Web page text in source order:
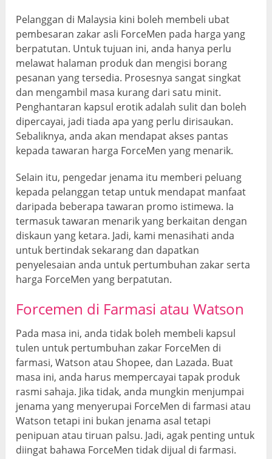
Pelanggan di Malaysia kini boleh membeli ubat
pembesaran zakar asli ForceMen pada harga yang
berpatutan. Untuk tujuan ini, anda hanya perlu
melawat halaman produk dan mengisi borang
pesanan yang tersedia. Prosesnya sangat singkat
dan mengambil masa kurang dari satu minit.
Penghantaran kapsul erotik adalah sulit dan boleh
dipercayai, jadi tiada apa yang perlu dirisaukan.
Sebaliknya, anda akan mendapat akses pantas
kepada tawaran harga ForceMen yang menarik.
Selain itu, pengedar jenama itu memberi peluang
kepada pelanggan tetap untuk mendapat manfaat
daripada beberapa tawaran promo istimewa. Ia
termasuk tawaran menarik yang berkaitan dengan
diskaun yang ketara. Jadi, kami menasihati anda
untuk bertindak sekarang dan dapatkan
penyelesaian anda untuk pertumbuhan zakar serta
harga ForceMen yang berpatutan.
Forcemen di Farmasi atau Watson
Pada masa ini, anda tidak boleh membeli kapsul
tulen untuk pertumbuhan zakar ForceMen di
farmasi, Watson atau Shopee, dan Lazada. Buat
masa ini, anda harus mempercayai tapak produk
rasmi sahaja. Jika tidak, anda mungkin menjumpai
jenama yang menyerupai ForceMen di farmasi atau
Watson tetapi ini bukan jenama asal tetapi
penipuan atau tiruan palsu. Jadi, agak penting untuk
diingat bahawa ForceMen tidak dijual di farmasi.